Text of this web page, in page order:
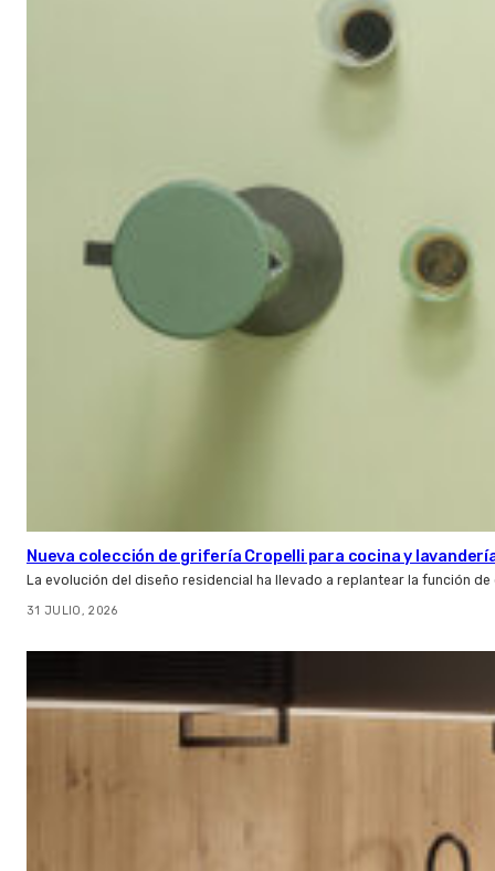
Nueva colección de grifería Cropelli para cocina y
La evolución del diseño residencial ha llevado a replantear la función
31 JULIO, 2026